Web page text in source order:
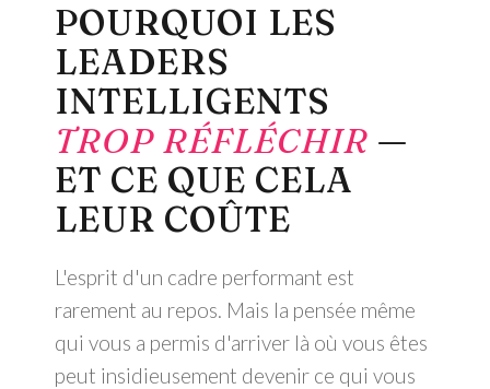
POURQUOI LES
LEADERS
INTELLIGENTS
TROP RÉFLÉCHIR —
ET CE QUE CELA
LEUR COÛTE
L'esprit d'un cadre performant est
rarement au repos. Mais la pensée même
qui vous a permis d'arriver là où vous êtes
peut insidieusement devenir ce qui vous